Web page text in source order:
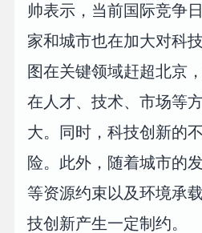
帅表示，当前国际竞争
家和城市也在加大对科
图在关键领域赶超北京
在人才、技术、市场等
大。同时，科技创新的
险。此外，随着城市的
等资源约束以及环境承
技创新产生一定制约。